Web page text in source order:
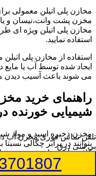
مخازن پلی اتیلن معمولی
مخزن پشت وانت،نیسان و یا
مخازن پلی اتیلن ویژه ای
استفاده نمایید.
استفاده از مخازن پلی
ایجاد شده توسط آب یا
می شوند باعث آسیب دیدن
راهنمای خرید
شیمیایی خورنده
مخزن ذخیره اسید و مواد
بتوانند در برابر چگالی
کافی داشته باشند.به همین
شیمیایی را ذخیره کرد.
تلفن تماس فوریمخزن آب
بی سی درق